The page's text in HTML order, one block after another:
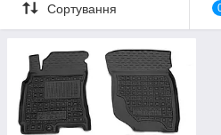
Сортування